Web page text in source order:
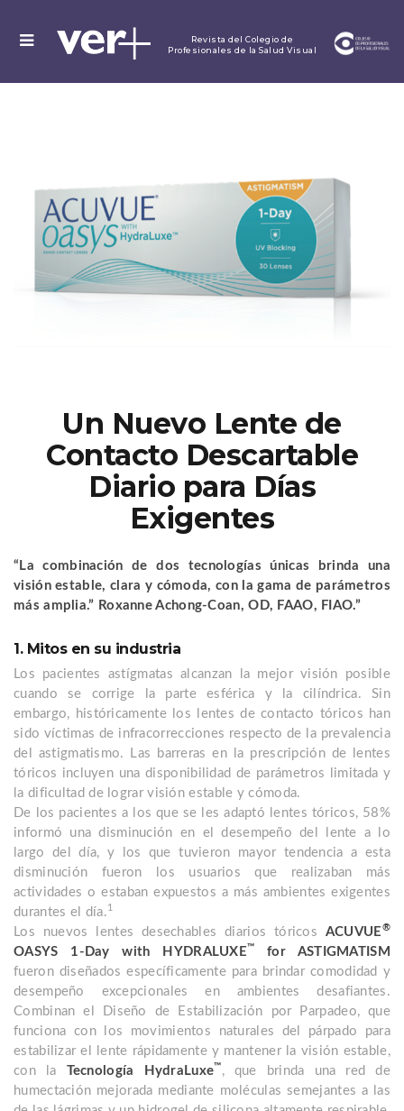
MENU
Revista del Colegio de
Profesionales de la Salud Visual
Un Nuevo Lente de
Contacto Descartable
Diario para Días
Exigentes
“La combinación de dos tecnologías únicas brinda una
visión estable, clara y cómoda, con la gama de parámetros
más amplia.” Roxanne Achong-Coan, OD, FAAO, FIAO.”
1. Mitos en su industria
Los pacientes astígmatas alcanzan la mejor visión posible
cuando se corrige la parte esférica y la cilíndrica. Sin
embargo, históricamente los lentes de contacto tóricos han
sido víctimas de infracorrecciones respecto de la prevalencia
del astigmatismo. Las barreras en la prescripción de lentes
tóricos incluyen una disponibilidad de parámetros limitada y
la dificultad de lograr visión estable y cómoda.
De los pacientes a los que se les adaptó lentes tóricos, 58%
informó una disminución en el desempeño del lente a lo
largo del día, y los que tuvieron mayor tendencia a esta
disminución fueron los usuarios que realizaban más
actividades o estaban expuestos a más ambientes exigentes
durantes el día.1
Los nuevos lentes desechables diarios tóricos ACUVUE®
OASYS 1-Day with HYDRALUXE™
for ASTIGMATISM
fueron diseñados específicamente para brindar comodidad y
desempeño excepcionales en ambientes desafiantes.
Combinan el Diseño de Estabilización por Parpadeo, que
funciona con los movimientos naturales del párpado para
estabilizar el lente rápidamente y mantener la visión estable,
con la Tecnología HydraLuxe™, que brinda una red de
humectación mejorada mediante moléculas semejantes a las